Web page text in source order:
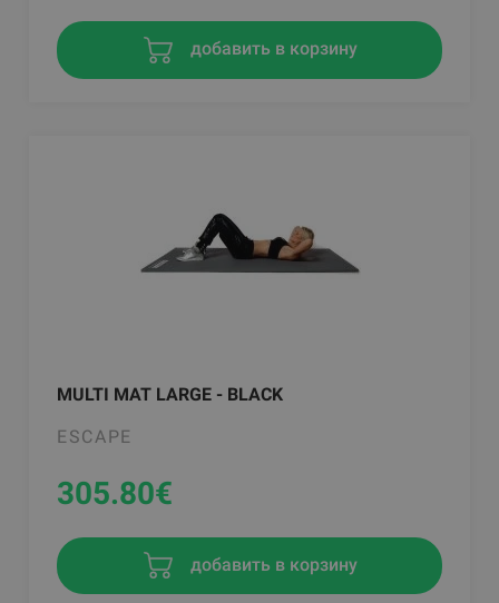
добавить в корзину
MULTI MAT LARGE - BLACK
ESCAPE
305.80€
добавить в корзину